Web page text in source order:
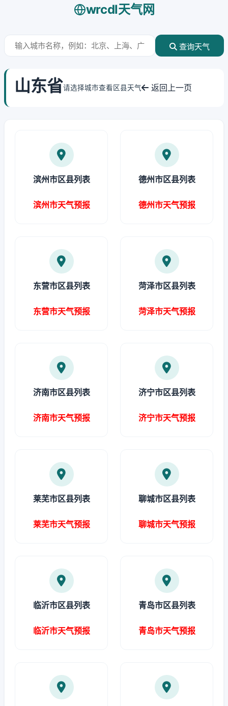
wrcdl天气网
查询天气
山东省请选择城市查看区县天气 返回上一页
滨州市区县列表
滨州市天气预报
德州市区县列表
德州市天气预报
东营市区县列表
东营市天气预报
菏泽市区县列表
菏泽市天气预报
济南市区县列表
济南市天气预报
济宁市区县列表
济宁市天气预报
莱芜市区县列表
莱芜市天气预报
聊城市区县列表
聊城市天气预报
临沂市区县列表
临沂市天气预报
青岛市区县列表
青岛市天气预报